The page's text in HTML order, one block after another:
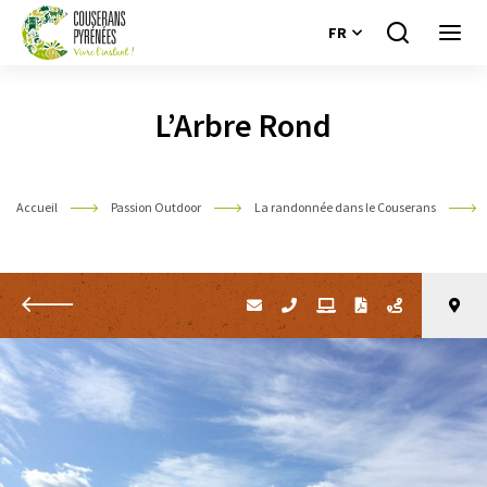
FR
Je
L’Arbre Rond
Accueil Passion Outdoor La randonnée dans le Couserans
Retour